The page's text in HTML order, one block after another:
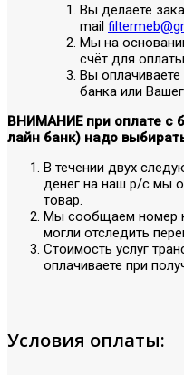
Вы делаете
mail
Мы на
счёт для
Вы
банка или
ВНИМАНИЕ при оплате с
лайн банк) надо
В течении двух
денег на наш р/с мы
товар.
Мы сообщаем номер
могли отследить
Стоимость услуг
оплачиваете при
Условия оплаты: